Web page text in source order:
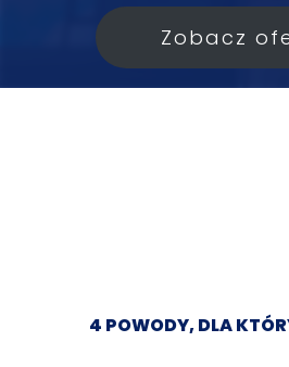
Zobacz
4 POWODY, DLA